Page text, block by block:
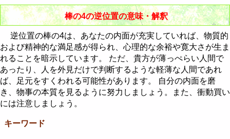
棒の4の逆位置の意味・解釈
逆位置の棒の4は、あなたの内面が充実していれば、物質的
および精神的な満足感が得られ、心理的な余裕や寛大さが生ま
れることを暗示しています。 ただ、貴方が薄っぺらい人間で
あったり、人を外見だけで判断するような軽薄な人間であれ
ば、足元をすくわれる可能性があります。 自分の内面を磨
き、物事の本質を見るように努力しましょう。また、衝動買い
には注意しましょう。
キーワード